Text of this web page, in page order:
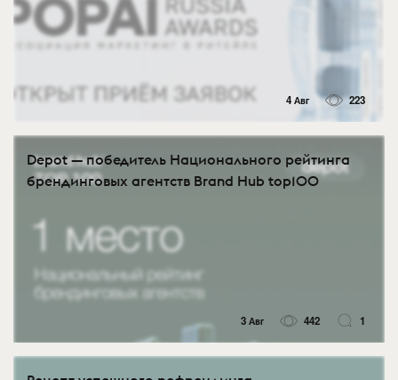
4 Авг 223
Depot — победитель Национального рейтинга
брендинговых агентств Brand Hub top100
3 Авг 442 1